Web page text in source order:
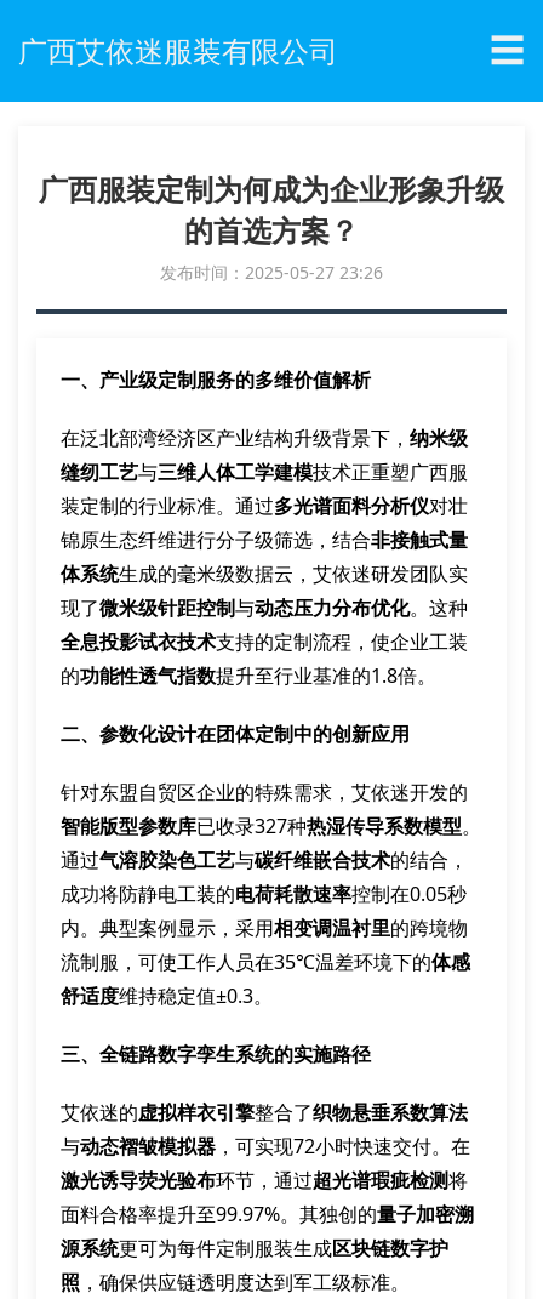
广西艾依迷服装有限公司 ☰
广西服装定制为何成为企业形象升级
的首选方案？
发布时间：2025-05-27 23:26
一、产业级定制服务的多维价值解析
在泛北部湾经济区产业结构升级背景下， 纳米级
缝纫工艺与三维人体工学建模技术正重塑广西服
装定制的行业标准。通过多光谱面料分析仪对壮
锦原生态纤维进行分子级筛选，结合非接触式量
体系统生成的毫米级数据云，艾依迷研发团队实
现了微米级针距控制与动态压力分布优化。这种
全息投影试衣技术支持的定制流程，使企业工装
的功能性透气指数提升至行业基准的1.8倍。
二、参数化设计在团体定制中的创新应用
针对东盟自贸区企业的特殊需求，艾依迷开发的
智能版型参数库已收录327种热湿传导系数模型。
通过气溶胶染色工艺与碳纤维嵌合技术的结合，
成功将防静电工装的电荷耗散速率控制在0.05秒
内。典型案例显示，采用相变调温衬里的跨境物
流制服，可使工作人员在35℃温差环境下的体感
舒适度维持稳定值±0.3。
三、全链路数字孪生系统的实施路径
艾依迷的虚拟样衣引擎整合了织物悬垂系数算法
与动态褶皱模拟器 ，可实现72小时快速交付。在
激光诱导荧光验布环节，通过超光谱瑕疵检测将
面料合格率提升至99.97%。其独创的量子加密溯
源系统更可为每件定制服装生成区块链数字护
照 ，确保供应链透明度达到军工级标准。